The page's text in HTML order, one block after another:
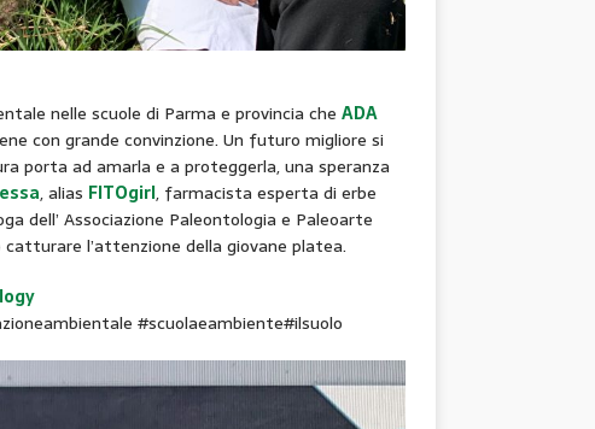
nelle scuole di Parma e provincia che ADA
con grande convinzione. Un futuro migliore si
porta ad amarla e a proteggerla, una speranza
, alias FITOgirl, farmacista esperta di erbe
dell’ Associazione Paleontologia e Paleoarte
l’attenzione della giovane platea.
#scuolaeambiente#ilsuolo